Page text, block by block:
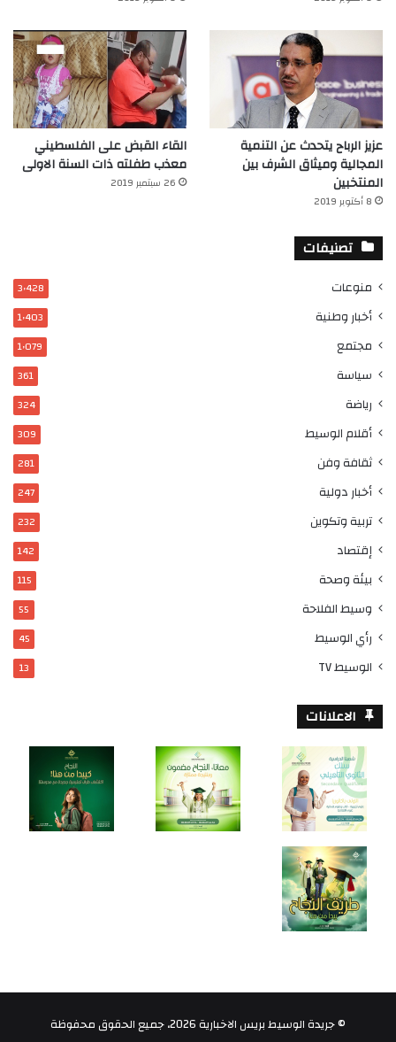
عزيز الرباح يتحدث عن التنمية
المجالية وميثاق الشرف بين
المنتخبين
8 أكتوبر 2019
القاء القبض على الفلسطيني
معذب طفلته ذات السنة الاولى
26 سبتمبر 2019
تصنيفات
منوعات 3٬428
أخبار وطنية 1٬403
مجتمع 1٬079
سياسة 361
رياضة 324
أقلام الوسيط 309
ثقافة وفن 281
أخبار دولية 247
تربية وتكوين 232
إقتصاد 142
بيئة وصحة 115
وسيط الفلاحة 55
رأي الوسيط 45
الوسيط TV 13
الاعلانات
© جريدة الوسيط بريس الاخبارية 2026، جميع الحقوق محفوظة